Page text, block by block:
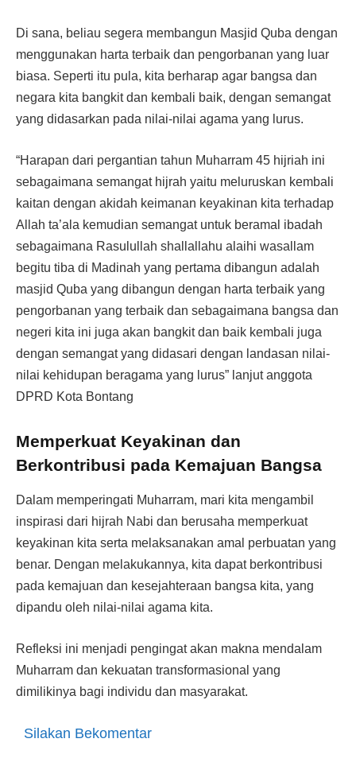
Di sana, beliau segera membangun Masjid Quba dengan
menggunakan harta terbaik dan pengorbanan yang luar
biasa. Seperti itu pula, kita berharap agar bangsa dan
negara kita bangkit dan kembali baik, dengan semangat
yang didasarkan pada nilai-nilai agama yang lurus.
“Harapan dari pergantian tahun Muharram 45 hijriah ini
sebagaimana semangat hijrah yaitu meluruskan kembali
kaitan dengan akidah keimanan keyakinan kita terhadap
Allah ta’ala kemudian semangat untuk beramal ibadah
sebagaimana Rasulullah shallallahu alaihi wasallam
begitu tiba di Madinah yang pertama dibangun adalah
masjid Quba yang dibangun dengan harta terbaik yang
pengorbanan yang terbaik dan sebagaimana bangsa dan
negeri kita ini juga akan bangkit dan baik kembali juga
dengan semangat yang didasari dengan landasan nilai-
nilai kehidupan beragama yang lurus” lanjut anggota
DPRD Kota Bontang
Memperkuat Keyakinan dan
Berkontribusi pada Kemajuan Bangsa
Dalam memperingati Muharram, mari kita mengambil
inspirasi dari hijrah Nabi dan berusaha memperkuat
keyakinan kita serta melaksanakan amal perbuatan yang
benar. Dengan melakukannya, kita dapat berkontribusi
pada kemajuan dan kesejahteraan bangsa kita, yang
dipandu oleh nilai-nilai agama kita.
Refleksi ini menjadi pengingat akan makna mendalam
Muharram dan kekuatan transformasional yang
dimilikinya bagi individu dan masyarakat.
Silakan Bekomentar